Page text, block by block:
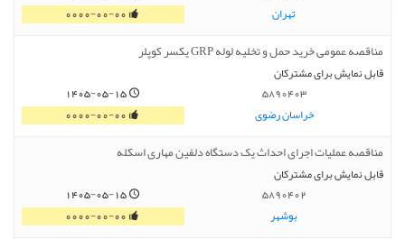
تهران
0000-00-00
مناقصه عمومی خرید حمل و تخلیه لوله GRP یکسر کوپلر
قابل نمایش برای مشترکان
5890403
خراسان رضوی
1405-05-15
0000-00-00
مناقصه عملیات اجرای احداث یک دستگاه دلفین مهاری اسکله
قابل نمایش برای مشترکان
5890402
بوشهر
1405-05-15
0000-00-00